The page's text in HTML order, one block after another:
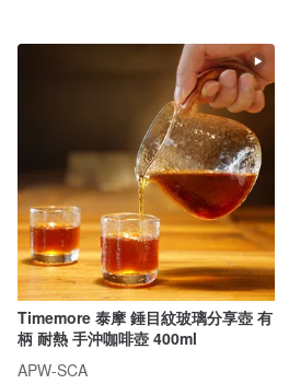
Timemore 泰摩 錘目紋玻璃分享壺 有
柄 耐熱 手沖咖啡壺 400ml
APW-SCA